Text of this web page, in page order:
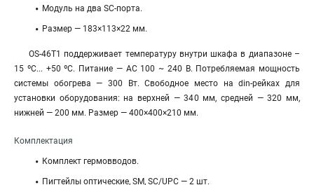
Модуль на два SC-порта.
Размер — 183×113×22 мм.
OS-46T1 поддерживает температуру внутри шкафа в диапазоне –
15 ºС... +50 ºС. Питание — AC 100 ~ 240 В. Потребляемая мощность
системы обогрева — 300 Вт. Свободное место на din-рейках для
установки оборудования: на верхней — 340 мм, средней — 320 мм,
нижней — 200 мм. Размер — 400×400×210 мм.
Комплектация
Комплект гермовводов.
Пигтейлы оптические, SM, SC/UPC — 2 шт.